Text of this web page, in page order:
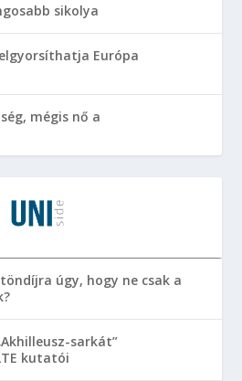
sikolya
Európa
mégis nő a
úgy, hogy ne csak a
sarkát”
kutatói